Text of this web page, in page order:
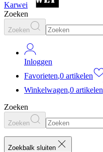
Karwei
Zoeken
Zoeken
Inloggen
Favorieten,0 artikelen
Winkelwagen,0 artikelen
Zoeken
Zoeken
Zoekbalk sluiten